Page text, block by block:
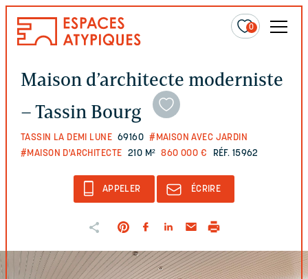
0
Maison d’architecte moderniste
– Tassin Bourg
TASSIN LA DEMI LUNE 69160 #MAISON AVEC JARDIN
#MAISON D'ARCHITECTE 210 M² 860 000 € RÉF. 15962
APPELER ÉCRIRE